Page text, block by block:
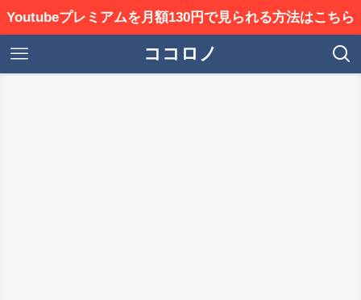
Youtubeプレミアムを月額130円で見られる方法はこちら
ココロノ